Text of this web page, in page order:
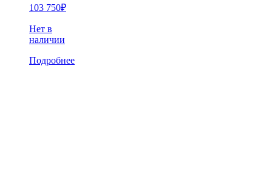
103 750₽
Нет в
наличии
Подробнее